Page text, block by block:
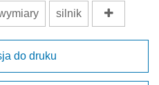
silnik
do druku